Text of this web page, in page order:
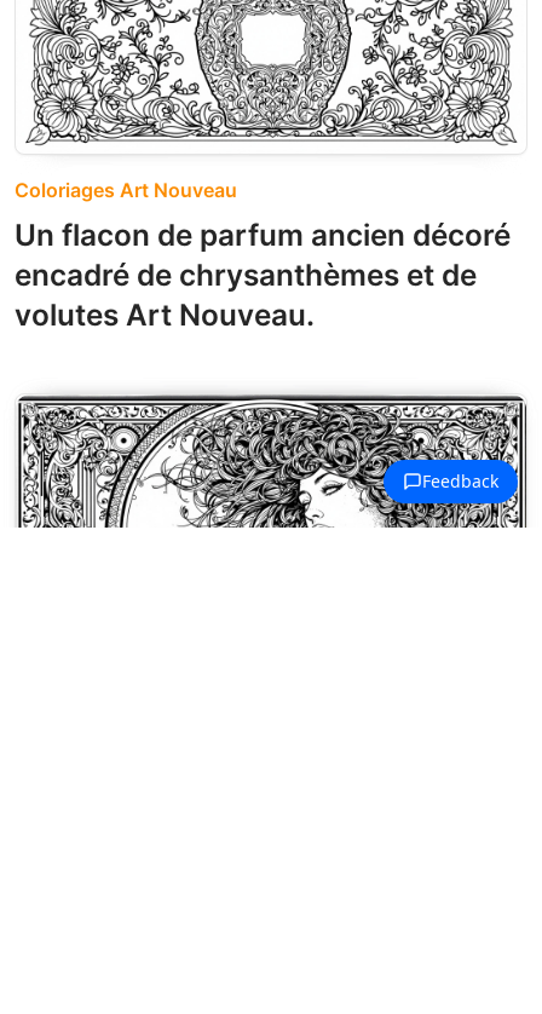
Coloriages Art Nouveau
Un flacon de parfum ancien décoré
encadré de chrysanthèmes et de
volutes Art Nouveau.